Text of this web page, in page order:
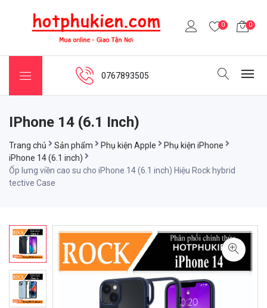
0 0
0767893505
IPhone 14 (6.1 Inch)
Trang chủ Sản phẩm Phụ kiện Apple
Phụ kiện iPhone
iPhone 14 (6.1 inch)
Ốp lưng viền cao su cho iPhone 14 (6.1 inch) Hiệu Rock hybrid
tective Case